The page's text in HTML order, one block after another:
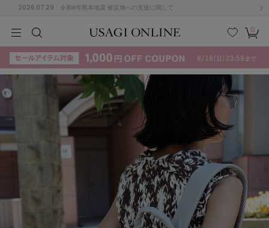
2026.07.29 令和8年熊本地震 被災地への支援に関して
検索
お気
に入
カー
ト
0
KIDSBABYBEAUTYLIFE STYLE
(715)
ス/ドレス (1179)
KIDSBABYBEAUTYLIFE STYLE
D E G
K N
P U
その
他